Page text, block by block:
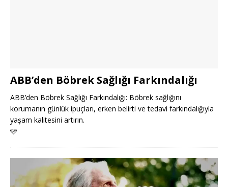
ABB’den Böbrek Sağlığı Farkındalığı
ABB’den Böbrek Sağlığı Farkındalığı: Böbrek sağlığını
korumanın günlük ipuçları, erken belirti ve tedavi farkındalığıyla
yaşam kalitesini artırın.
🩷